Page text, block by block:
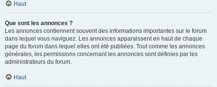
Haut
Que sont les annonces ?
Les annonces contiennent souvent des informations importantes sur le forum
dans lequel vous naviguez. Les annonces apparaissent en haut de chaque
page du forum dans lequel elles ont été publiées. Tout comme les annonces
générales, les permissions concernant les annonces sont définies par les
administrateurs du forum.
Haut